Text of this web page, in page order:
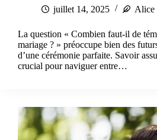
juillet 14, 2025
Alice
La question « Combien faut-il de
mariage ? » préoccupe bien des
d’une cérémonie parfaite. Savoir
crucial pour naviguer entre…